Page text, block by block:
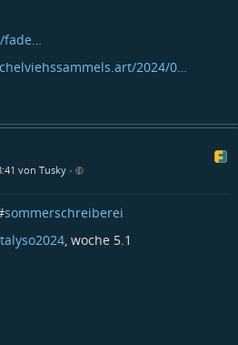
2024/0…
von Tusky •
sommerschreiberei
, woche 5.1